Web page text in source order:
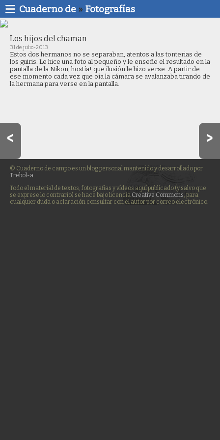
Cuaderno de » Fotografías
Los hijos del chaman
31 de julio-2013
Estos dos hermanos no se separaban, atentos a las tonterias de
los guiris. Le hice una foto al pequeño y le enseñe el resultado en la
pantalla de la Nikon, hostía! que ilusión le hizo verse. A partir de
ese momento cada vez que oía la cámara se avalanzaba tirando de
la hermana para verse en la pantalla.
© Cuaderno de campo es un blog personal mantenido y desarrollado por
Trebol-a.
Todo el material de textos, fotografías y vídeos aquí publicado (y salvo que
se exprese lo contrario) se hace bajo licencia Creative Commons, para
cualquier duda o aclaración consultar con el autor por correo electrónico.